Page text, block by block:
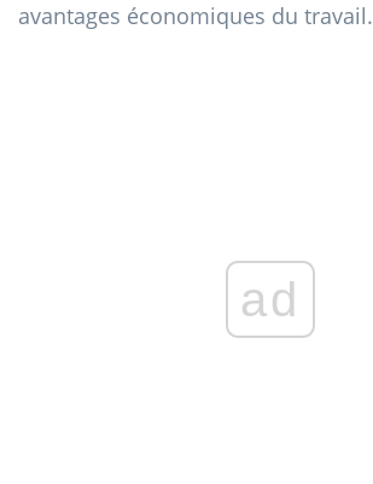
avantages économiques du travail.
ad